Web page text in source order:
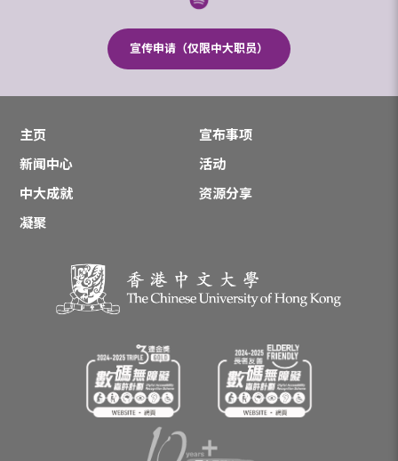
宣传申请（仅限中大职员）
主页
宣布事项
新闻中心
活动
中大成就
资源分享
凝聚